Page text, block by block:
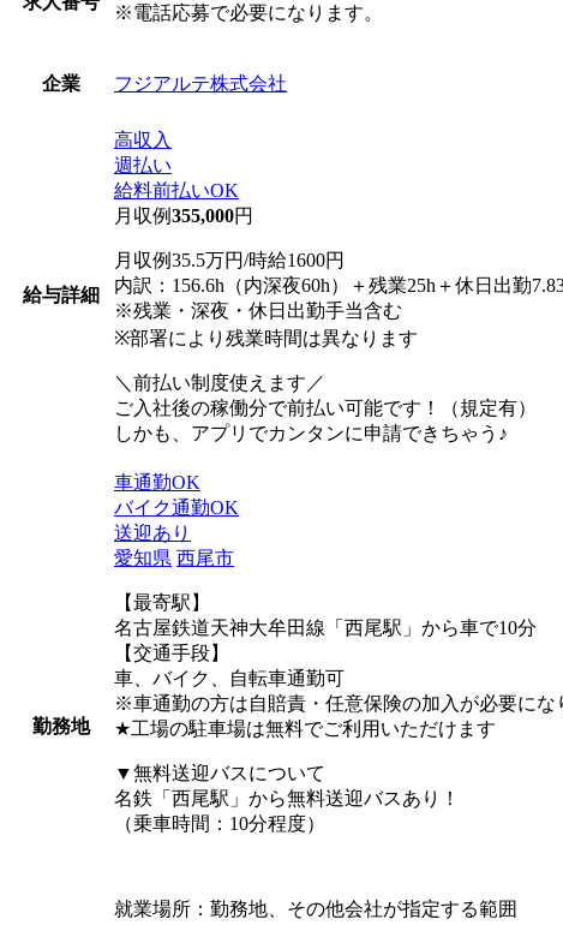
※電話応募で必要になります。
企業 フジアルテ株式会社
給与詳細
高収入
週払い
給料前払いOK
月収例355,000円
月収例35.5万円/時給1600円
内訳：156.6h（内深夜60h）＋残業25h＋休日出勤
※残業・深夜・休日出勤手当含む
※部署により残業時間は異なります
＼前払い制度使えます／
ご入社後の稼働分で前払い可能です！（規定有）
しかも、アプリでカンタンに申請できちゃう♪
勤務地
車通勤OK
バイク通勤OK
送迎あり
愛知県 西尾市
【最寄駅】
名古屋鉄道天神大牟田線「西尾駅」から車で10分
【交通手段】
車、バイク、自転車通勤可
※車通勤の方は自賠責・任意保険の加入が必要にな
★工場の駐車場は無料でご利用いただけます
▼無料送迎バスについて
名鉄「西尾駅」から無料送迎バスあり！
（乗車時間：10分程度）
就業場所：勤務地、その他会社が指定する範囲